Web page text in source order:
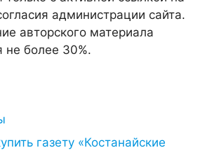
администрации сайта.
авторского материала
не более 30%.
газету «Костанайские